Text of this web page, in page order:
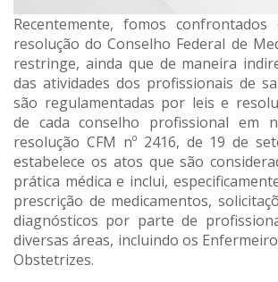
Recentemente, fomos
resolução do Conselho Federal de
restringe, ainda que de maneira
das atividades dos profissionais de
são regulamentadas por leis e
de cada conselho profissional em
resolução CFM nº 2416, de 19 de
estabelece os atos que são
prática médica e inclui,
prescrição de medicamentos,
diagnósticos por parte de
diversas áreas, incluindo os
Obstetrizes.